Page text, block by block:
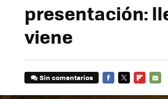
presentación:
viene
Sin comentarios